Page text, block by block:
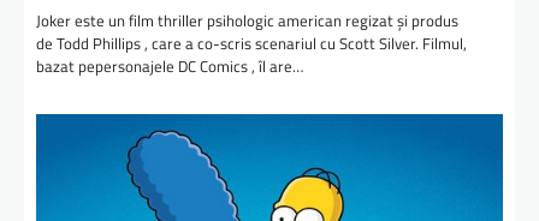
Joker este un film thriller psihologic american regizat și produs
de Todd Phillips , care a co-scris scenariul cu Scott Silver. Filmul,
bazat pepersonajele DC Comics , îl are…